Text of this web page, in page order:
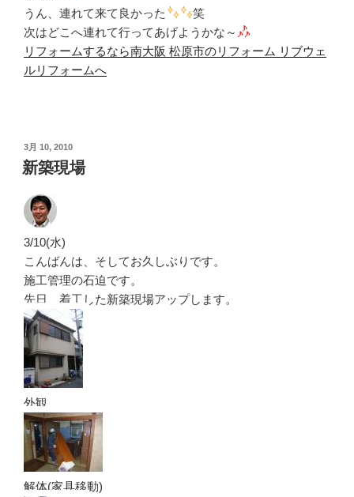
うん、連れて来て良かった
笑
次はどこへ連れて行ってあげようかな～
リフォームするなら南大阪 松原市のリフォーム リブウェ
ルリフォームへ
投
稿
日:
3月 10, 2010
新築現場
3/10(水)
こんばんは、そしてお久しぶりです。
施工管理の石迫です。
先日、着工した新築現場アップします。
外観
解体(家具移動)